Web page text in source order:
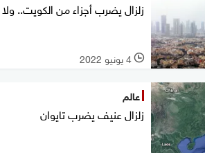
زلزال يضرب أجزاء من الكويت..
l 4 يونيو 2022
عالم
زلزال عنيف يضرب تايوان